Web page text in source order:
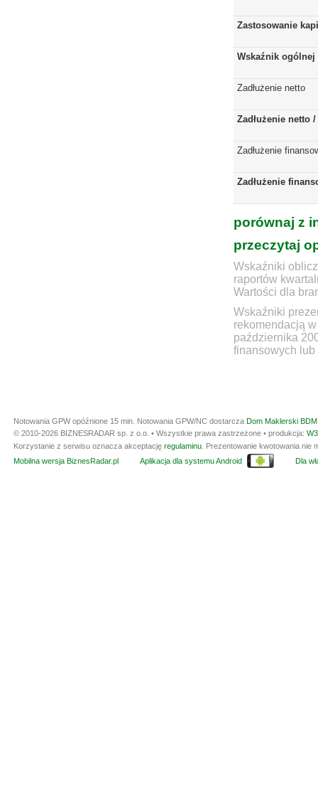
Zastosowanie
Wskaźnik
Zadłużenie netto
Zadłużenie netto
Zadłużenie
Zadłużenie
porównaj z
przeczytaj
Wskaźniki
raportów
Wartości dla
Wskaźniki
rekomendacją
października
finansowych lub
Notowania GPW opóźnione 15 min. Notowania GPW/NC dostarcza Dom Maklerski
© 2010-2026 BIZNESRADAR sp. z o.o. • Wszystkie prawa zastrzeżone • produkcja:
Korzystanie z serwisu oznacza akceptację regulaminu . Prezentowanie kwotowania
Mobilna wersja BiznesRadar.pl
Aplikacja dla systemu Android Dla